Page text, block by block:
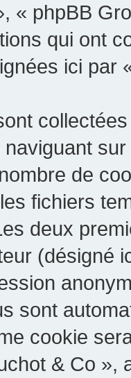
« phpBB
qui ont
ici par
de
fichiers
deux
(désigné
sont
cookie
& Co »,